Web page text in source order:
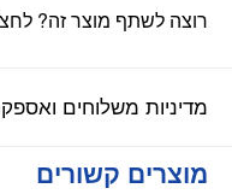
מדיניות משלוחים
רוצה לשתף מוצר זה? לחצ/
מוצרים קשורים